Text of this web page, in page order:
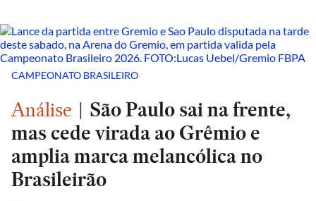
CAMPEONATO BRASILEIRO
Análise | São Paulo sai na frente,
mas cede virada ao Grêmio e
amplia marca melancólica no
Brasileirão